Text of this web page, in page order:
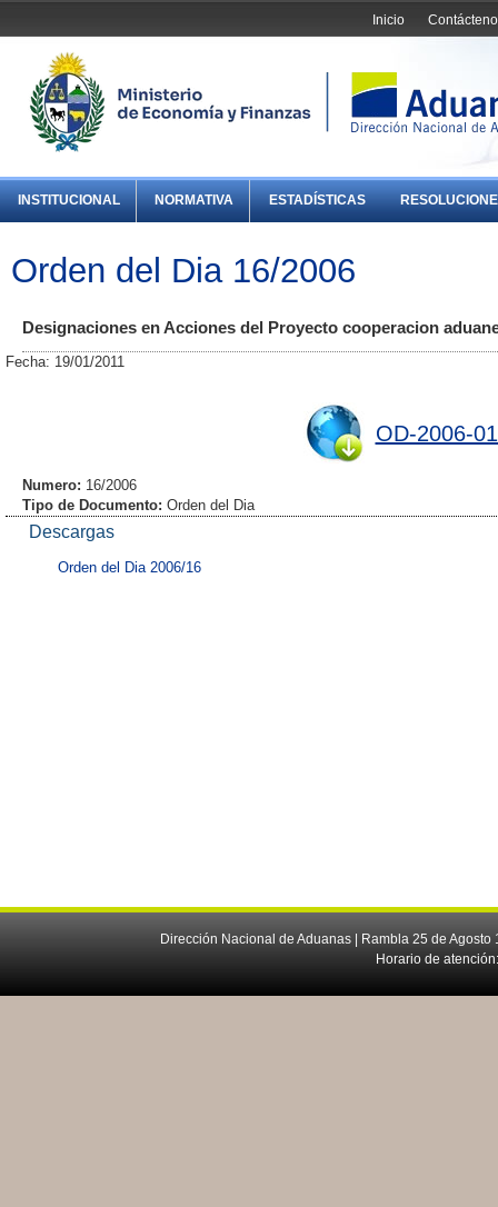
Inicio
INSTITUCIONAL NORMATIVA ESTADÍSTICAS
Orden del Dia 16/2006
Designaciones en Acciones del Proyecto cooperacion
Fecha: 19/01/2011
OD-2006-
Numero: 16/2006
Tipo de Documento: Orden del Dia
Descargas
Orden del Dia 2006/16
Dirección Nacional de Aduanas | Rambla 25 de
Horario de